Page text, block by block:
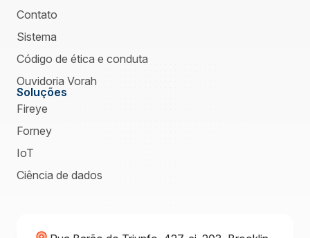
Contato
Sistema
Código de ética e conduta
Ouvidoria Vorah
Soluções
Fireye
Forney
IoT
Ciência de dados